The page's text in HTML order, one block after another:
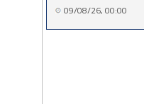
09/08/26, 00:00